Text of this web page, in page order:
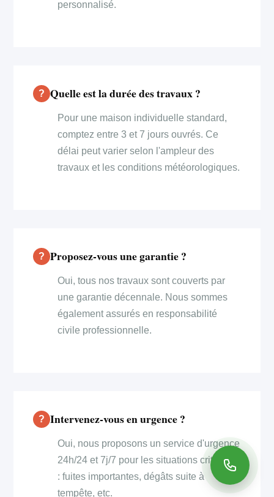
personnalisé.
Quelle est la durée des travaux ?
Pour une maison individuelle standard,
comptez entre 3 et 7 jours ouvrés. Ce
délai peut varier selon l'ampleur des
travaux et les conditions météorologiques.
Proposez-vous une garantie ?
Oui, tous nos travaux sont couverts par
une garantie décennale. Nous sommes
également assurés en responsabilité
civile professionnelle.
Intervenez-vous en urgence ?
Oui, nous proposons un service d'urgence
24h/24 et 7j/7 pour les situations critiques
: fuites importantes, dégâts suite à
tempête, etc.